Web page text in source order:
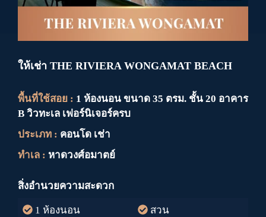
ให้เช่า THE RIVIERA WONGAMAT BEACH
พื้นที่ใช้สอย : 1 ห้องนอน ขนาด 35 ตรม. ชั้น 20 อาคาร
B วิวทะเล เฟอร์นิเจอร์ครบ
ประเภท : คอนโด เช่า
ทำเล : หาดวงศ์อมาตย์
สิ่งอำนวยความสะดวก
1 ห้องนอน สวน